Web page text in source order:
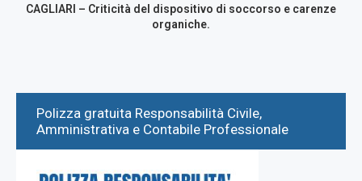
CAGLIARI – Criticità del dispositivo di soccorso e carenze
organiche.
Polizza gratuita Responsabilità Civile,
Amministrativa e Contabile Professionale